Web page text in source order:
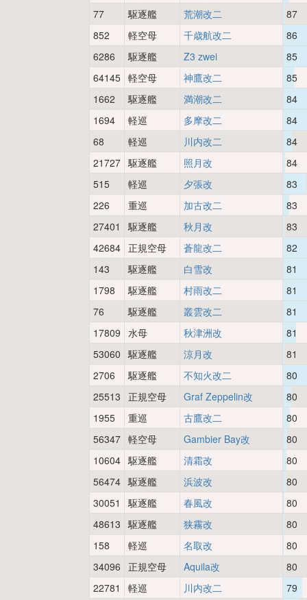
77
駆逐艦 荒潮改二
87
852
軽空母 千歳航改二
86
6286
駆逐艦 Z3 zwei
85
64145 軽空母 神鷹改二
85
1662
駆逐艦 満潮改二
84
1694
軽巡 多摩改二
84
68
軽巡 川内改二
84
21727 駆逐艦 照月改
84
515
軽巡 夕張改
83
226
重巡 加古改二
83
27401
駆逐艦 秋月改
83
42684 正規空母 蒼龍改二
82
143
駆逐艦 白雪改
81
1798
駆逐艦 村雨改二
81
76
駆逐艦 叢雲改二
81
17809 水母 秋津洲改
81
53060 駆逐艦 涼月改
81
2706
駆逐艦 不知火改二
80
25513
正規空母 Graf Zeppelin改
80
1955
重巡 古鷹改二
80
56347 軽空母 Gambier Bay改
80
10604 駆逐艦 清霜改
80
56474 駆逐艦 浜波改
80
30051
駆逐艦 春風改
80
48613 駆逐艦 狭霧改
80
158
軽巡 名取改
80
34096
正規空母 Aquila改
80
22781
軽巡 川内改二
79